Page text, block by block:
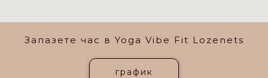
Запазете час в Yoga Vibe Fit Lozenets
график